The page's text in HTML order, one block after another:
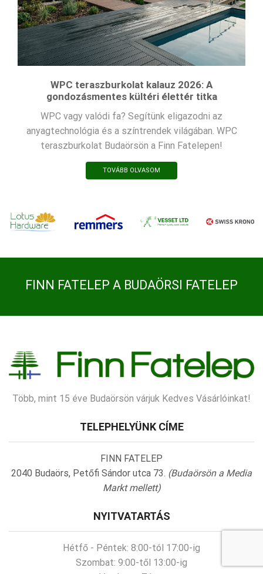
WPC teraszburkolat kalauz 2026: A
gondozásmentes kültéri élettér titka
WPC vagy valódi fa? Segítünk eligazodni az
anyagtechnológia és a színtrendek világában. WPC
teraszburkolat Budaörsön a Finn Fatelepen!
TOVÁBB OLVASOM
FINN FATELEP A BUDAÖRSI FATELEP
Több, mint 15 éve Budaörsön várjuk Kedves Vásárlóinkat!
TELEPHELYÜNK CÍME
FINN FATELEP
2040 Budaörs, Petőfi Sándor utca 73. (Budaörsön a Media
Markt mellett)
NYITVATARTÁS
Hétfő - Péntek: 8:00-tól 17:00-ig
Szombat: 9:00-től 13:00-ig